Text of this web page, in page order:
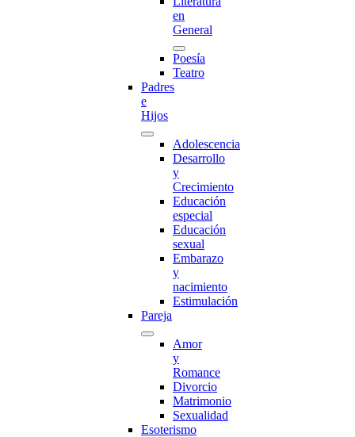
en
General
Poesía
Teatro
Padres
e
Hijos
Adolescencia
Desarrollo
y
Crecimiento
Educación
especial
Educación
sexual
Embarazo
y
nacimiento
Estimulación
Pareja
Amor
y
Romance
Divorcio
Matrimonio
Sexualidad
Esoterismo